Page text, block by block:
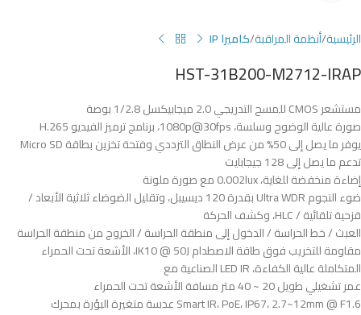
الرئيسية أنظمة المراقبة كاميرا IP
HST-31B200-M2712-IRAP
مستشعر CMOS للمسح التدريجي 2.0 ميجابيكسل 1/2.8 بوصة
صورة عالية الوضوح وسلسة، 1080p@30fps، برنامج ترميز الفيديو H.265
يوفر ما يصل إلى 50% من عرض النطاق الترددي وفتحة تخزين بطاقة Micro SD
تدعم ما يصل إلى 128 جيجابايت
إضاءة منخفضة للغاية، 0.002lux مع صورة ملونة
ضوء النجوم Ultra WDR بقدرة 120 ديسيبل، وتقليل الضوضاء ثلاثية الأبعاد /
قزحية تلقائية / HLC، وكشف الحركة
العبث / خط الحراسة / الدخول إلى منطقة الحراسة / الخروج من منطقة الحراسة
مقاومة للتخريب فوق طاقة الاصطدام IK10 @ 50J، الأشعة تحت الحمراء
المتكاملة عالية الكفاءة، LED IR الصناعية مع
عمر تشغيلي طويل 20 ~ 40 متر مسافة الأشعة تحت الحمراء
Smart IR، PoE، IP67، 2.7~12mm @ F1.6 عدسة متغيرة البؤرة بمحرك